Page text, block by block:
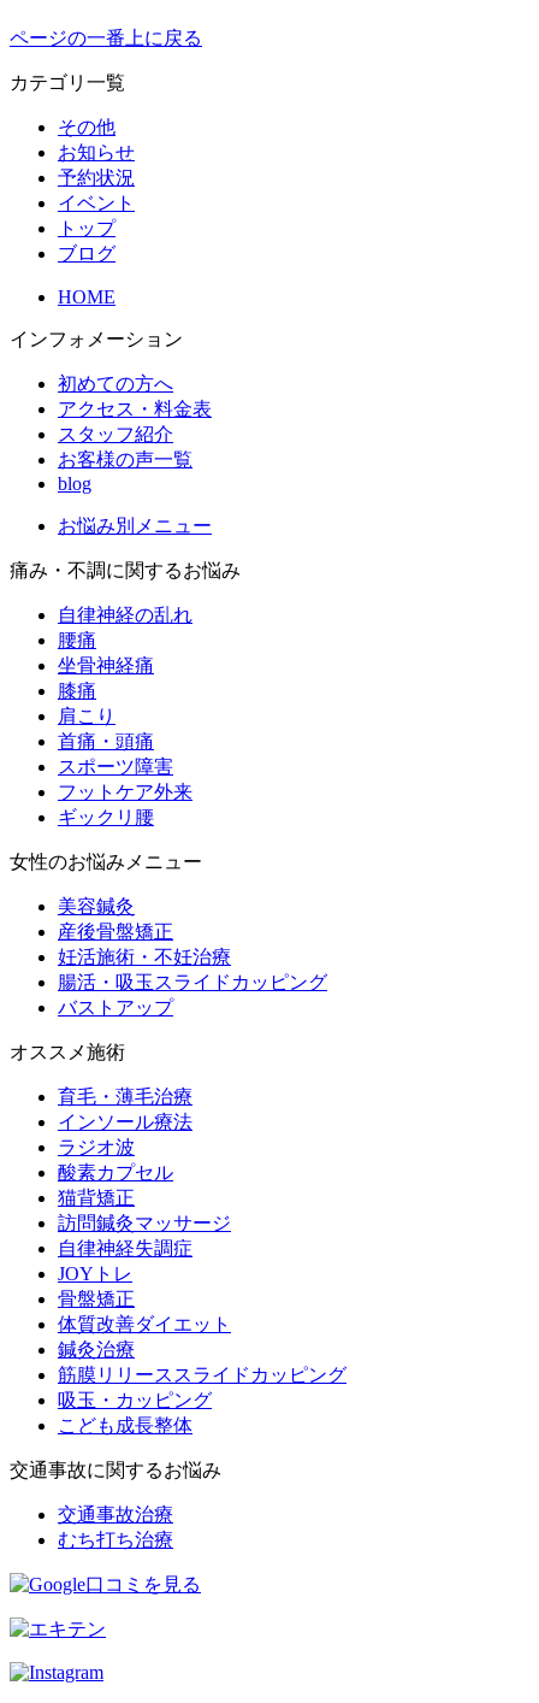
ページの一番上に戻る
カテゴリ一覧
その他
お知らせ
予約状況
イベント
トップ
ブログ
HOME
インフォメーション
初めての方へ
アクセス・料金表
スタッフ紹介
お客様の声一覧
blog
お悩み別メニュー
痛み・不調に関するお悩み
自律神経の乱れ
腰痛
坐骨神経痛
膝痛
肩こり
首痛・頭痛
スポーツ障害
フットケア外来
ギックリ腰
女性のお悩みメニュー
美容鍼灸
産後骨盤矯正
妊活施術・不妊治療
腸活・吸玉スライドカッピング
バストアップ
オススメ施術
育毛・薄毛治療
インソール療法
ラジオ波
酸素カプセル
猫背矯正
訪問鍼灸マッサージ
自律神経失調症
JOYトレ
骨盤矯正
体質改善ダイエット
鍼灸治療
筋膜リリーススライドカッピング
吸玉・カッピング
こども成長整体
交通事故に関するお悩み
交通事故治療
むち打ち治療